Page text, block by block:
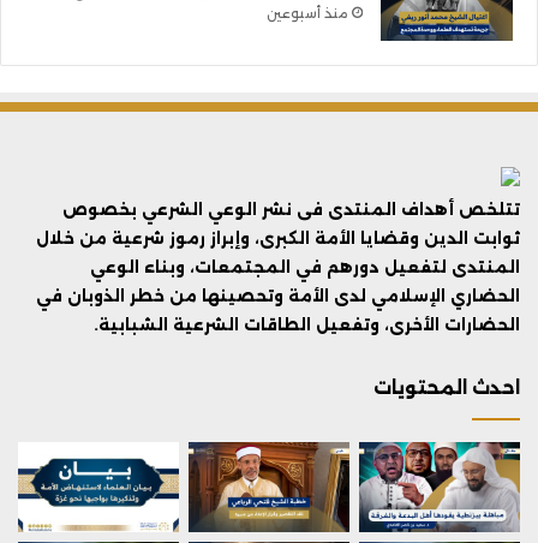
منذ أسبوعين
تتلخص أهداف المنتدى فى نشر الوعي الشرعي بخصوص
ثوابت الدين وقضايا الأمة الكبرى، وإبراز رموز شرعية من خلال
المنتدى لتفعيل دورهم في المجتمعات، وبناء الوعي
الحضاري الإسلامي لدى الأمة وتحصينها من خطر الذوبان في
الحضارات الأخرى، وتفعيل الطاقات الشرعية الشبابية.
احدث المحتويات